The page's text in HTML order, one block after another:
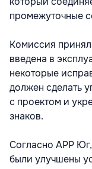
промежуточные
Комиссия
введена в
некоторые
должен сделать
с проектом и
знаков.
Согласно АРР
были улучшены